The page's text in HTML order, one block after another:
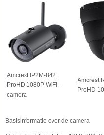
Amcrest IP2M-842
ProHD 1080P WiFi-
camera
Amcrest
ProHD
Basisinformatie over de camera